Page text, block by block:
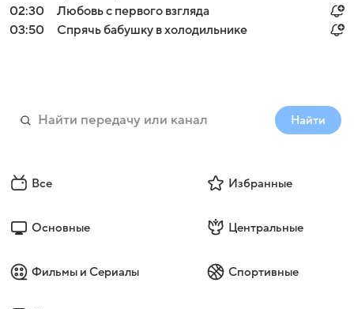
02:30
Любовь с первого взгляда
03:50
Спрячь бабушку в холодильнике
Найти
Все Избранные
Основные Центральные
Фильмы и Сериалы Спортивные